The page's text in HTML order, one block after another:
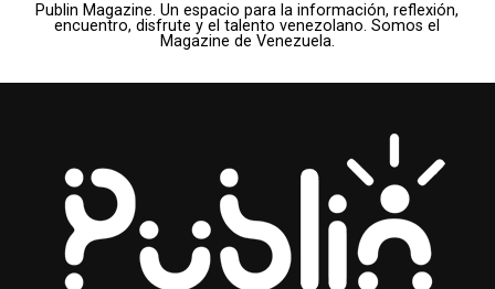
Publin Magazine. Un espacio para la información, reflexión,
encuentro, disfrute y el talento venezolano. Somos el
Magazine de Venezuela.